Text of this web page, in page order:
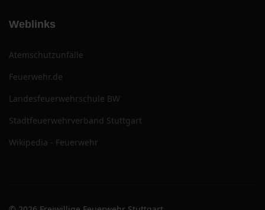
Weblinks
Atemschutzunfälle
Feuerwehr.de
Landesfeuerwehrschule BW
Stadtfeuerwehrverband Stuttgart
Wikipedia - Feuerwehr